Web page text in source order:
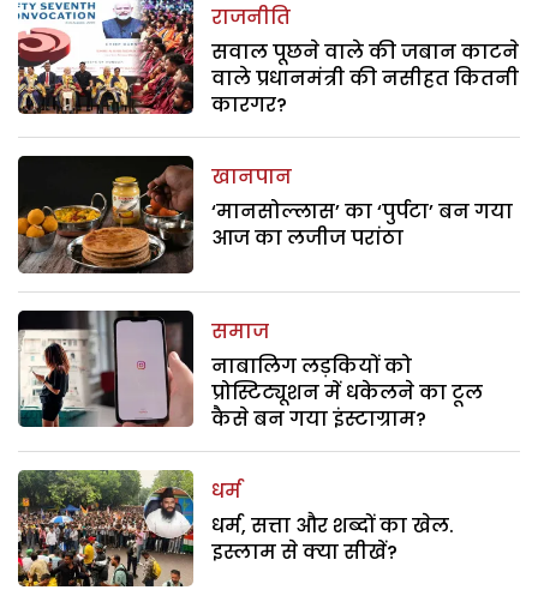
राजनीति
सवाल पूछने वाले की जबान काटने
वाले प्रधानमंत्री की नसीहत कितनी
कारगर?
खानपान
‘मानसोल्लास’ का ‘पुर्पटा’ बन गया
आज का लजीज परांठा
समाज
नाबालिग लड़कियों को
प्रोस्टिट्यूशन में धकेलने का टूल
कैसे बन गया इंस्टाग्राम?
धर्म
धर्म, सत्ता और शब्दों का खेल.
इस्लाम से क्या सीखें?